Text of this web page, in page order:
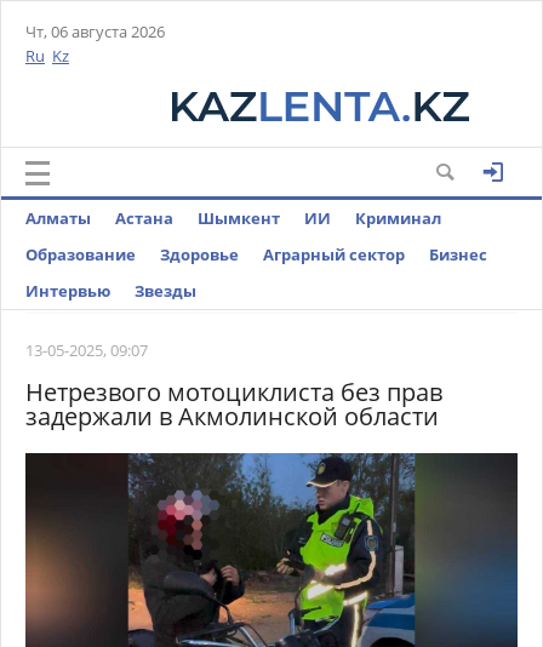
Чт, 06 августа 2026
Ru Kz
Алматы Астана Шымкент ИИ
Криминал
Образование
Здоровье Аграрный сектор
Бизнес
Интервью
Звезды
13-05-2025, 09:07
Нетрезвого мотоциклиста без прав
задержали в Акмолинской области